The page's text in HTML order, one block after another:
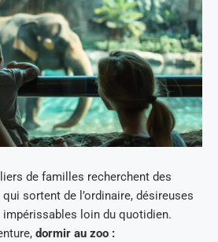
de familles recherchent des
sortent de l’ordinaire, désireuses
loin du quotidien.
dormir au zoo :